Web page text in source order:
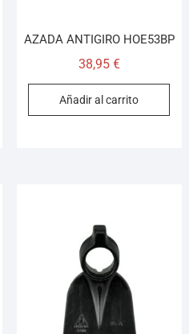
AZADA ANTIGIRO HOE53BP
38,95 €
Añadir al carrito